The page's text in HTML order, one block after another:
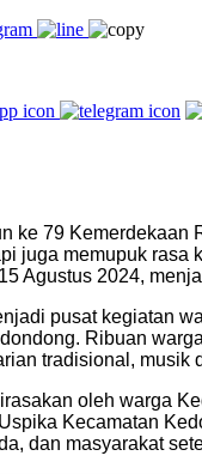
ke 79
juga memupuk
Agustus 2024,
pusat kegiatan
Ribuan
tradisional,
oleh warga
Kecamatan
dan masyarakat